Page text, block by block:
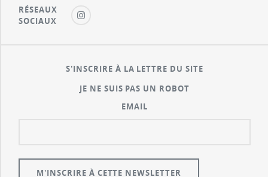
RÉSEAUX
SOCIAUX
S'INSCRIRE À LA LETTRE DU SITE
JE NE SUIS PAS UN ROBOT
EMAIL